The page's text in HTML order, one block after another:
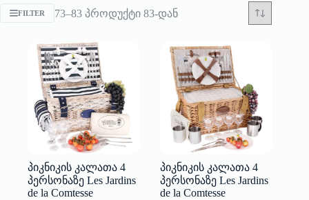
FILTER 73–83 პროდუქტი 83-დანSorted
პიკნიკის კალათა 4
პერსონაზე Les Jardins
de la Comtesse
პიკნიკის კალათა 4
პერსონაზე Les Jardins
de la Comtesse